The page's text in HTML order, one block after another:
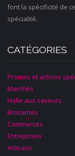
font la spécificité de
spécialité.
CATÉGORIES
Promos et actions
Marchés
Halle aux saveurs
Brocantes
Commerces
Entreprises
Artisans